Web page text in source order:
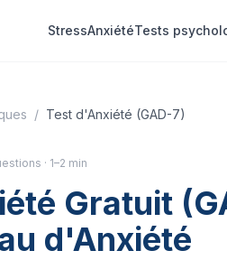
StressAnxiétéTests
/ Test d'Anxiété (GAD-7)
· 1–2 min
Gratuit
d'Anxiété